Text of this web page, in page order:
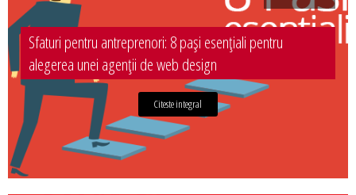
Sfaturi pentru antreprenori: 8 pași esențiali pentru
alegerea unei agenții de web design
Citeste integral